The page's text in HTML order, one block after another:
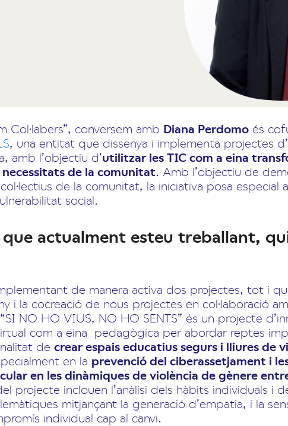
Col·labers”, conversem amb Diana Perdomo és
, una entitat que dissenya i implementa projectes
amb l’objectiu d’utilitzar les TIC com a eina
de la comunitat. Amb l’objectiu de
de la comunitat, la iniciativa posa especial
social.
actualment esteu treballant,
de manera activa dos projectes, tot i
i la cocreació de nous projectes en col·laboració
NO HO VIUS, NO HO SENTS” és un projecte
com a eina pedagògica per abordar reptes
de crear espais educatius segurs i lliures de
en la prevenció del ciberassetjament i
en les dinàmiques de violència de gènere
projecte inclouen l’anàlisi dels hàbits individuals i
mitjançant la generació d’empatia, i la
individual cap al canvi.